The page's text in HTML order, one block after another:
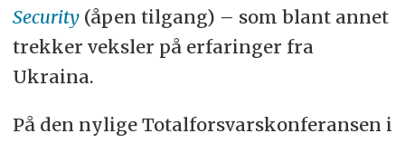
teknologibedrifter og kritisk
infrastruktur, etterretning og
sabotasje.
Security (åpen tilgang) – som blant annet
trekker veksler på erfaringer fra
Ukraina.
På den nylige Totalforsvarskonferansen i